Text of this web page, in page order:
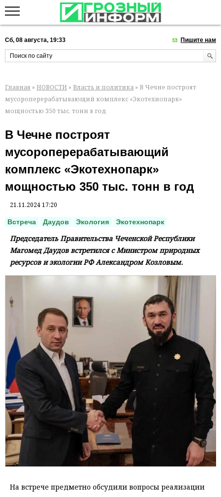
Сб, 08 августа, 19:33 Пишите нам
Главная » НОВОСТИ » Власть и политика » В Чечне построят
мусороперерабатывающий комплекс «Экотехнопарк»
мощностью 350 тыс. тонн в год
В Чечне построят
мусороперерабатывающий
комплекс «Экотехнопарк»
мощностью 350 тыс. тонн в год
21.11.2024 17:20
Встреча Даудов Экология Экотехнопарк
Председатель Правительства Чеченской Республики
Магомед Даудов встретился с Министром природных
ресурсов и экологии РФ Александром Козловым.
На встрече предметно обсудили вопросы реализации